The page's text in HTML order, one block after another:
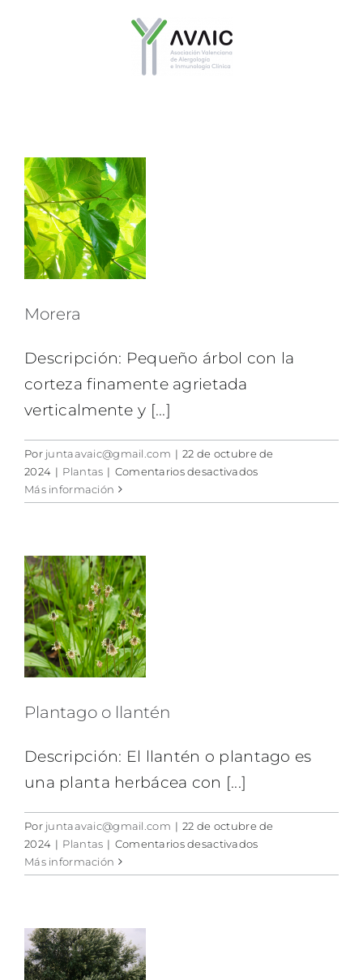
Morera
Descripción: Pequeño árbol con la
corteza finamente agrietada
verticalmente y [...]
Por juntaavaic@gmail.com | 22 de octubre de
2024 | Plantas | Comentarios desactivadosen
Más información
Plantago o llantén
Descripción: El llantén o plantago es
una planta herbácea con [...]
Por juntaavaic@gmail.com | 22 de octubre de
2024 | Plantas | Comentarios desactivadosen
o
Más información